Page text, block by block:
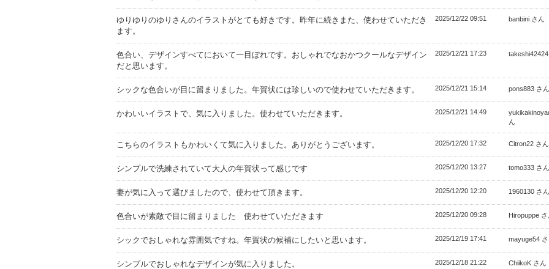
ゆりゆりのゆりさんのイラストがとても好きです。昨年に続きまた、使わせていただき
ます。
2025/12/22 09:51 banbini さん
色合い、デザインすべてにおいて一目ぼれです。おしゃれでなおかつクールなデザイン
だと思います。
2025/12/21 17:23
シックな色合いが目に留まりました。年賀状には珍しいので使わせていただきます。 2025/12/21 15:14 pons883 さん
かわいいイラストで、気に入りました。使わせていただきます。 2025/12/21 14:49
ん
こちらのイラストもかわいくて気に入りました。ありがとうございます。 2025/12/20 17:32 Citron22 さん
シンプルで洗練されていて大人の年賀状って感じです 2025/12/20 13:27 tomo333 さん
妻が気に入って選びましたので、使わせて頂きます。 2025/12/20 12:20 1960130 さん
色合いが素敵で目に留まりました 使わせていただきます 2025/12/20 09:28 Hiropuppe さ
シックでおしゃれな雰囲気ですね。年賀状の候補にしたいと思います。 2025/12/19 17:41 mayuge54 さ
シンプルでおしゃれなデザインが気に入りました。 2025/12/18 21:22 ChiikoK さん